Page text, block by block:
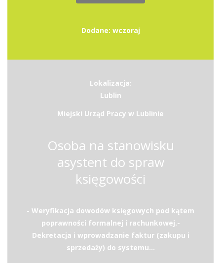
Dodane: wczoraj
Lokalizacja:
Lublin
Miejski Urząd Pracy w Lublinie
Osoba na stanowisku
asystent do spraw
księgowości
- Weryfikacja dowodów księgowych pod kątem
poprawności formalnej i rachunkowej.-
Dekretacja i wprowadzanie faktur (zakupu i
sprzedaży) do systemu...